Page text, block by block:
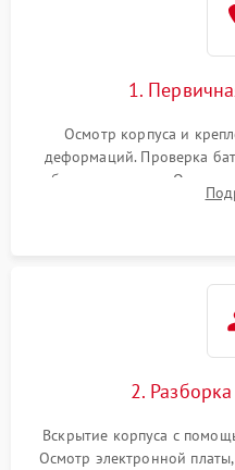
Неисправность системы
Повреждение системы
Поломка системы защиты
1.
Осмотр корпуса и
деформаций. Проверка
работы излучателя.
марки на разных
2.
Вскрытие корпуса с
Осмотр электронной